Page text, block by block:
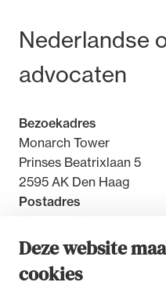
Deze website
cookies
Bezoek- en
Nederlandse
advocaten
Bezoekadres
Monarch Tower
Prinses Beatrixlaan 5
2595 AK Den Haag
Postadres
2500 GW Den Haag
Ondersteuning voor
het